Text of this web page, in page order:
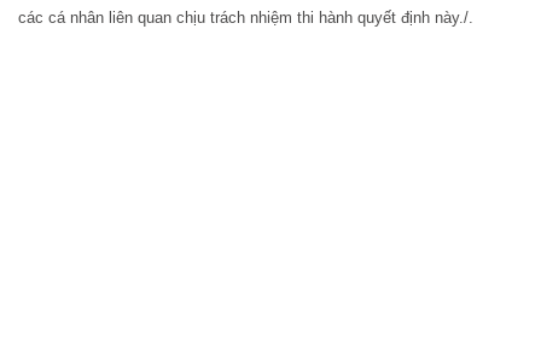
các cá nhân liên quan chịu trách nhiệm thi hành quyết định này./.